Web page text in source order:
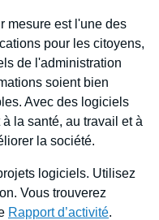
mesure est l'une des
pour les citoyens,
de l'administration
soient bien
Avec des logiciels
la santé, au travail et à
la société.
logiciels. Utilisez
Vous trouverez
Rapport d’activité.